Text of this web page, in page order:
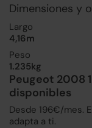
Dimensiones y
Largo
4,16m
Peso
1.235kg
Peugeot 2008
disponibles
Desde 196€/mes.
adapta a ti.